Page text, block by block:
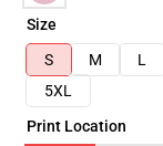
Size
S
M L
5XL
Print Location